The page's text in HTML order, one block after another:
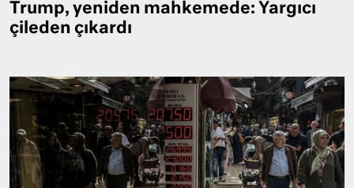
Trump, yeniden mahkemede: Yargıcı
çileden çıkardı